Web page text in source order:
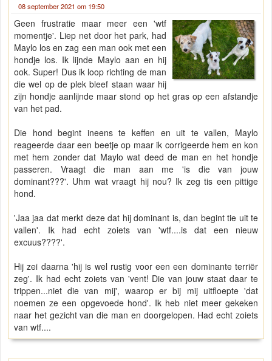
08 september 2021 om 19:50
Geen frustratie maar meer een 'wtf
momentje'. Liep net door het park, had
Maylo los en zag een man ook met een
hondje los. Ik lijnde Maylo aan en hij
ook. Super! Dus ik loop richting de man
die wel op de plek bleef staan waar hij
zijn hondje aanlijnde maar stond op het gras op een afstandje
van het pad.
Die hond begint ineens te keffen en uit te vallen, Maylo
reageerde daar een beetje op maar ik corrigeerde hem en kon
met hem zonder dat Maylo wat deed de man en het hondje
passeren. Vraagt die man aan me 'is die van jouw
dominant???'. Uhm wat vraagt hij nou? Ik zeg tis een pittige
hond.
'Jaa jaa dat merkt deze dat hij dominant is, dan begint tie uit te
vallen'. Ik had echt zoiets van 'wtf....is dat een nieuw
excuus????'.
Hij zei daarna 'hij is wel rustig voor een een dominante terriër
zeg'. Ik had echt zoiets van 'vent! Die van jouw staat daar te
trippen...niet die van mij', waarop er bij mij uitfloepte 'dat
noemen ze een opgevoede hond'. Ik heb niet meer gekeken
naar het gezicht van die man en doorgelopen. Had echt zoiets
van wtf....